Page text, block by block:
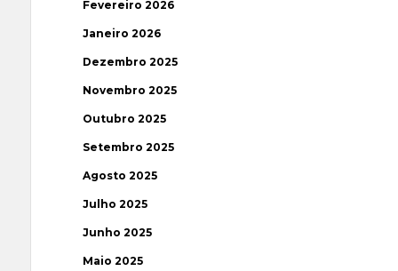
Fevereiro 2026
Janeiro 2026
Dezembro 2025
Novembro 2025
Outubro 2025
Setembro 2025
Agosto 2025
Julho 2025
Junho 2025
Maio 2025